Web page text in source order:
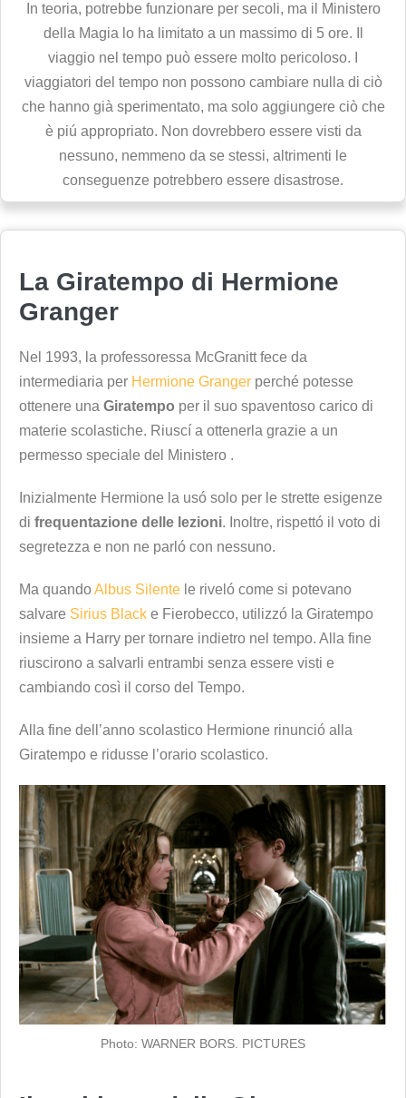
In teoria, potrebbe funzionare per secoli, ma il Ministero
della Magia lo ha limitato a un massimo di 5 ore. Il
viaggio nel tempo può essere molto pericoloso. I
viaggiatori del tempo non possono cambiare nulla di ciò
che hanno già sperimentato, ma solo aggiungere ciò che
è piú appropriato. Non dovrebbero essere visti da
nessuno, nemmeno da se stessi, altrimenti le
conseguenze potrebbero essere disastrose.
La Giratempo di Hermione
Granger
Nel 1993, la professoressa McGranitt fece da
intermediaria per Hermione Granger perché potesse
ottenere una Giratempo per il suo spaventoso carico di
materie scolastiche. Riuscí a ottenerla grazie a un
permesso speciale del Ministero .
Inizialmente Hermione la usó solo per le strette esigenze
di frequentazione delle lezioni. Inoltre, rispettó il voto di
segretezza e non ne parló con nessuno.
Ma quandoAlbus Silente le riveló come si potevano
salvare Sirius Black e Fierobecco, utilizzó la Giratempo
insieme a Harry per tornare indietro nel tempo. Alla fine
riuscirono a salvarli entrambi senza essere visti e
cambiando così il corso del Tempo.
Alla fine dell’anno scolastico Hermione rinunció alla
Giratempo e ridusse l’orario scolastico.
Photo: WARNER BORS. PICTURES